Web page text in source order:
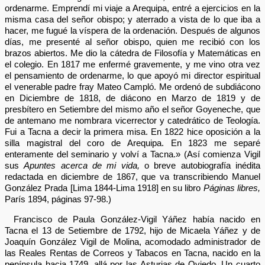
ordenarme. Emprendí mi viaje a Arequipa, entré a ejercicios en la
misma casa del señor obispo; y aterrado a vista de lo que iba a
hacer, me fugué la víspera de la ordenación. Después de algunos
días, me presenté al señor obispo, quien me recibió con los
brazos abiertos. Me dio la cátedra de Filosofía y Matemáticas en
el colegio. En 1817 me enfermé gravemente, y me vino otra vez
el pensamiento de ordenarme, lo que apoyó mi director espiritual
el venerable padre fray Mateo Campló. Me ordenó de subdiácono
en Diciembre de 1818, de diácono en Marzo de 1819 y de
presbítero en Setiembre del mismo año el señor Goyeneche, que
de antemano me nombrara vicerrector y catedrático de Teología.
Fui a Tacna a decir la primera misa. En 1822 hice oposición a la
silla magistral del coro de Arequipa. En 1823 me separé
enteramente del seminario y volví a Tacna.» (Así comienza Vigil
susApuntes acerca de mi vida, o breve autobiografía inédita
redactada en diciembre de 1867, que va transcribiendo Manuel
González Prada [Lima 1844-Lima 1918] en su libro Páginas libres,
París 1894, páginas 97-98.)
Francisco de Paula González-Vigil Yáñez había nacido en
Tacna el 13 de Setiembre de 1792, hijo de Micaela Yáñez y de
Joaquín González Vigil de Molina, acomodado administrador de
las Reales Rentas de Correos y Tabacos en Tacna, nacido en la